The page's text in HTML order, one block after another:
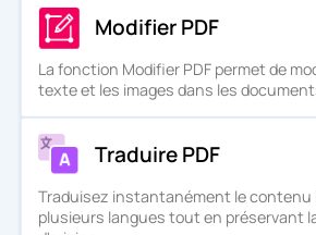
Modifier PDF
La fonction Modifier PDF permet de
texte et les images dans les
Traduire PDF
Traduisez instantanément le contenu
plusieurs langues tout en préservant